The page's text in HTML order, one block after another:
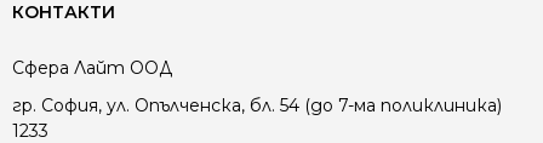
КОНТАКТИ
Сфера Лайт ООД
гр. София, ул. Опълченска, бл. 54 (до 7-ма поликлиника)
1233